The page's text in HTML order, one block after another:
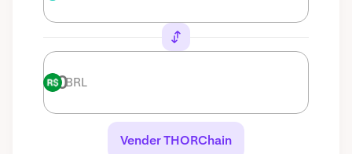
BRL BRL
Vender THORChain